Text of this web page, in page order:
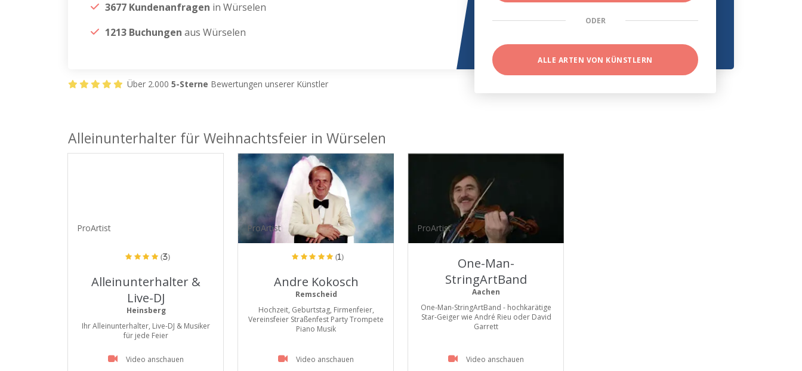
3677 Kundenanfragen in Würselen
1213 Buchungen aus Würselen
ODER
ALLE ARTEN VON KÜNSTLERN
Über 2.000 5-Sterne Bewertungen unserer Künstler
Alleinunterhalter für Weihnachtsfeier in Würselen
ProArtist
(3)
Alleinunterhalter &
Live-DJ
Heinsberg
Ihr Alleinunterhalter, Live-DJ & Musiker
für jede Feier
Video anschauen
ProArtist
(1)
Andre Kokosch
Remscheid
Hochzeit, Geburtstag, Firmenfeier,
Vereinsfeier Straßenfest Party Trompete
Piano Musik
Video anschauen
ProArtist
One-Man-
StringArtBand
Aachen
One-Man-StringArtBand - hochkarätige
Star-Geiger wie André Rieu oder David
Garrett
Video anschauen